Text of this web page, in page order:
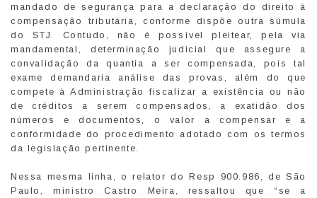
mandado de segurança para a declaração do direito à
compensação tributária, conforme dispõe outra súmula
do STJ. Contudo, não é possível pleitear, pela via
mandamental, determinação judicial que assegure a
convalidação da quantia a ser compensada, pois tal
exame demandaria análise das provas, além do que
compete à Administração fiscalizar a existência ou não
de créditos a serem compensados, a exatidão dos
números e documentos, o valor a compensar e a
conformidade do procedimento adotado com os termos
da legislação pertinente.
Nessa mesma linha, o relator do Resp 900.986, de São
Paulo, ministro Castro Meira, ressaltou que “se a